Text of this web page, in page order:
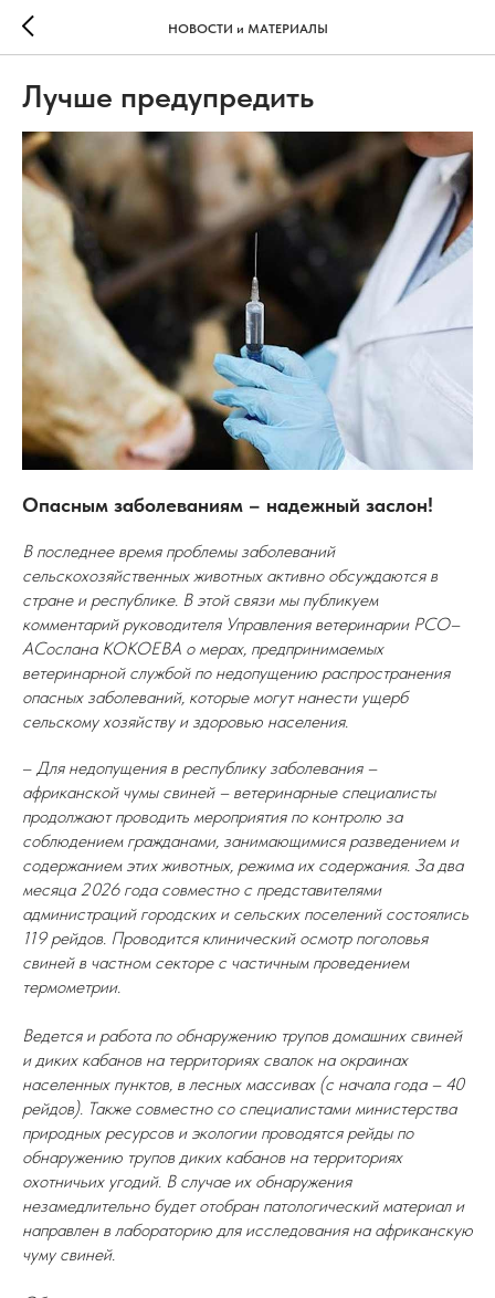
НОВОСТИ и МАТЕРИАЛЫ
Лучше предупредить
Опасным заболеваниям – надежный заслон!
В последнее время проблемы заболеваний
сельскохозяйственных животных активно обсуждаются в
стране и республике. В этой связи мы публикуем
комментарий руководителя Управления ветеринарии РСО–
АСослана КОКОЕВА о мерах, предпринимаемых
ветеринарной службой по недопущению распространения
опасных заболеваний, которые могут нанести ущерб
сельскому хозяйству и здоровью населения.
– Для недопущения в республику заболевания –
африканской чумы свиней – ветеринарные специалисты
продолжают проводить мероприятия по контролю за
соблюдением гражданами, занимающимися разведением и
содержанием этих животных, режима их содержания. За два
месяца 2026 года совместно с представителями
администраций городских и сельских поселений состоялись
119 рейдов. Проводится клинический осмотр поголовья
свиней в частном секторе с частичным проведением
термометрии.
Ведется и работа по обнаружению трупов домашних свиней
и диких кабанов на территориях свалок на окраинах
населенных пунктов, в лесных массивах (с начала года – 40
рейдов). Также совместно со специалистами министерства
природных ресурсов и экологии проводятся рейды по
обнаружению трупов диких кабанов на территориях
охотничьих угодий. В случае их обнаружения
незамедлительно будет отобран патологический материал и
направлен в лабораторию для исследования на африканскую
чуму свиней.